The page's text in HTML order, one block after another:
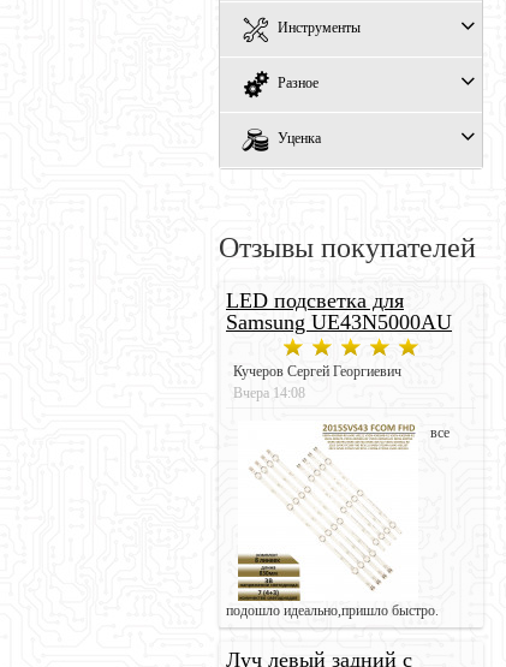
Инструменты
Разное
Уценка
Отзывы покупателей
LED подсветка для
Samsung UE43N5000AU
Кучеров Сергей Георгиевич
Вчера 14:08
все
подошло идеально,пришло быстро.
Луч левый задний с